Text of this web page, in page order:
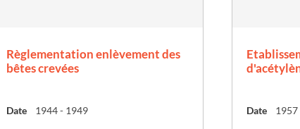
Règlementation enlèvement des
bêtes crevées
Date 1944 - 1949 Date 1957